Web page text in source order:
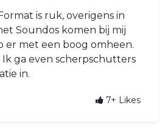
is ruk, overigens in
Soundos komen bij mij
er met een boog omheen.
Ik ga even scherpschutters
in.
7+ Likes